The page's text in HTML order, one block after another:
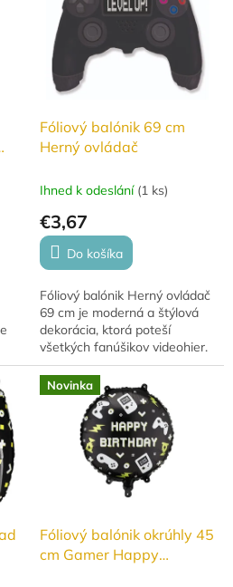
Fóliový balónik 69 cm
Herný ovládač
Ihned k odeslání (1 ks)
€3,67
Do košíka
Fóliový balónik Herný ovládač
69 cm je moderná a štýlová
dekorácia, ktorá poteší
všetkých fanúšikov videohier.
Je ideálny na narodeninové
oslavy aj tematické gaming
párty. Tento...
Novinka
Fóliový balónik okrúhly 45
cm Gamer Happy